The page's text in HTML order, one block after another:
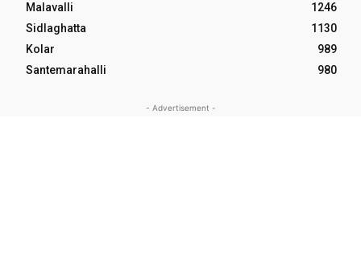
Malavalli
1246
Sidlaghatta
1130
Kolar
989
Santemarahalli
980
- Advertisement -